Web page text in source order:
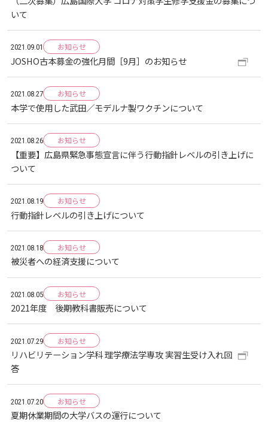
利用講習会
学生図書委員の活動
よくある質問
図書館だより『Library News』
お知らせ
自然災害時等の図書館の閉館について
広国LMS
いて
2021.09.01 お知らせ
JOSHO古本募金の強化月間［9月］のお知らせ
2021.08.27 お知らせ
本学で使用した武田／モデルナ製ワクチンについて
2021.08.26 お知らせ
【重要】広島県緊急事態宣言に伴う行動指針レベルの引き上げに
ついて
2021.08.19 お知らせ
行動指針レベルの引き上げについて
2021.08.18 お知らせ
被災者への経済支援について
2021.08.05 お知らせ
2021年度 後期教科書販売について
2021.07.29 お知らせ
リハビリテーション学科 理学療法学専攻 実習生受け入れ回
答
2021.07.20 お知らせ
夏期休業期間の大学バスの運行について